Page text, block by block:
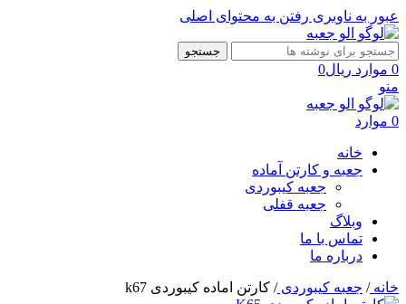
عبور به ناوبری رفتن به محتوای اصلی
جستجو
0 موارد ریال0
منو
0 موارد
خانه
جعبه و کارتن آماده
جعبه کیبوردی
جعبه قفلی
وبلاگ
تماس با ما
درباره ما
خانه/ جعبه کیبوردی/ کارتن اماده کیبوردی k67